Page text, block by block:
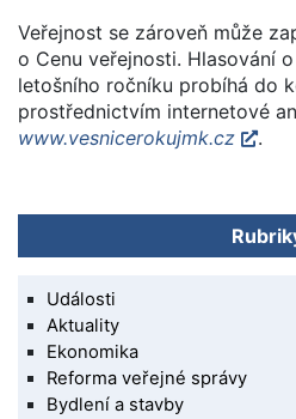
Veřejnost se zároveň může
o Cenu veřejnosti. Hlasování
letošního ročníku probíhá do
prostřednictvím internetové
www.vesnicerokujmk.cz
.
Události
Aktuality
Ekonomika
Reforma veřejné správy
Bydlení a stavby